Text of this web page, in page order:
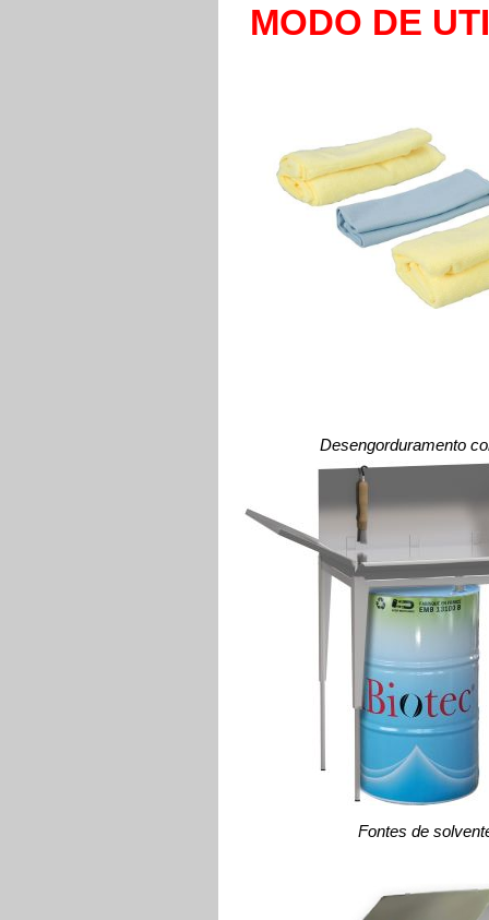
MODO DE
Desengorduramento
Fontes de